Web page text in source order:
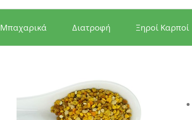
Μπαχαρικά Διατροφή Ξηροί Καρποί